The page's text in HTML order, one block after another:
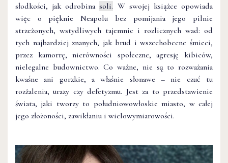
słodkości, jak odrobinasoli. W swojej książce opowiada
więc o pięknie Neapolu bez pomijania jego pilnie
strzeżonych, wstydliwych tajemnic i rozlicznych wad: od
tych najbardziej znanych, jak brud i wszechobecne śmieci,
przez kamorrę, nierówności społeczne, agresję kibiców,
nielegalne budownictwo. Co ważne, nie są to rozważania
kwaśne ani gorzkie, a właśnie słonawe – nie czuć tu
rozżalenia, urazy czy defetyzmu. Jest za to przedstawienie
świata, jaki tworzy to południowowłoskie miasto, w całej
jego złożoności, zawikłaniu i wielowymiarowości.